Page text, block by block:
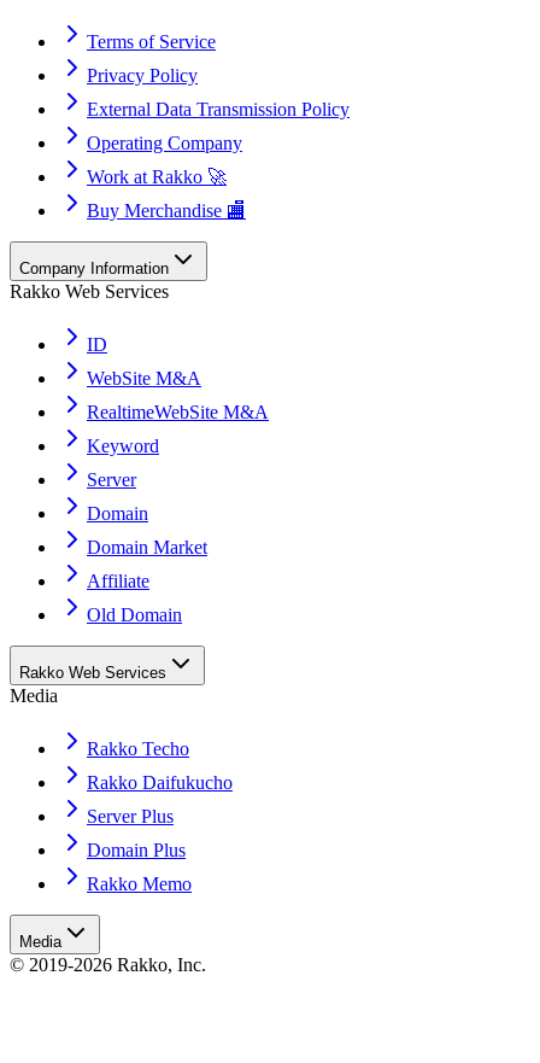
Terms of Service
Privacy Policy
External Data Transmission Policy
Operating Company
Work at Rakko 🚀
Buy Merchandise 🏬
Company Information
Rakko Web Services
ID
WebSite M&A
RealtimeWebSite M&A
Keyword
Server
Domain
Domain Market
Affiliate
Old Domain
Rakko Web Services
Media
Rakko Techo
Rakko Daifukucho
Server Plus
Domain Plus
Rakko Memo
Media
© 2019-2026 Rakko, Inc.